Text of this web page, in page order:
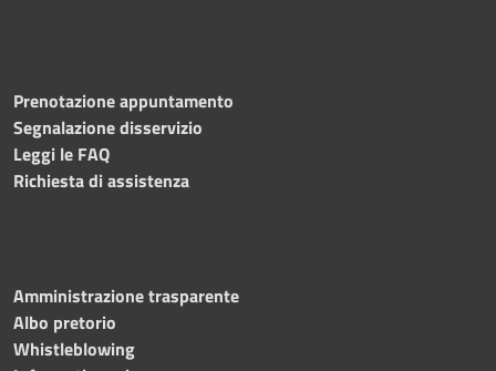
Prenotazione appuntamento
Segnalazione disservizio
Leggi le FAQ
Richiesta di assistenza
Amministrazione trasparente
Albo pretorio
Whistleblowing